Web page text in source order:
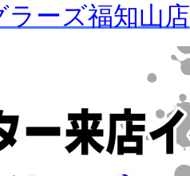
ラーズ福知山店